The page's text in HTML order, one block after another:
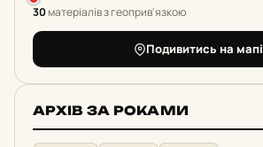
30матеріалів з геоприв'язкою
Подивитись на мапі
АРХІВ ЗА РОКАМИ